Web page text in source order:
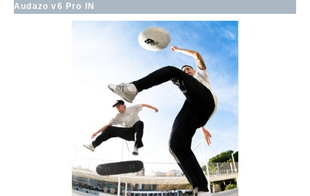
Audazo v6 Pro IN